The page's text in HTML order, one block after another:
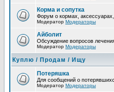
Корма и сопутка
Форум о кормах, аксессуарах,
Модератор Модераторы
Айболит
Обсуждение вопросов
Модератор Модераторы
Куплю / Продам / Ищу
Потеряшка
Для сообщений о
Модератор Модераторы